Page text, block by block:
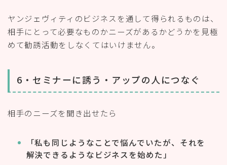
ヤンジェヴィティのビジネスを通して得られるものは、
相手にとって必要なものかニーズがあるかどうかを見極
めて勧誘活動をしなくてはいけません。
6・セミナーに誘う・アップの人につなぐ
相手のニーズを聞き出せたら
「私も同じようなことで悩んでいたが、それを
解決できるようなビジネスを始めた」